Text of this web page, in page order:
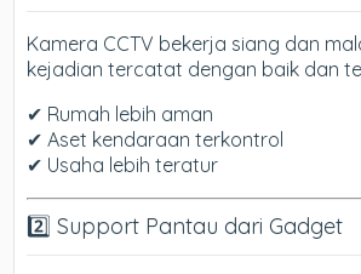
Kamera CCTV bekerja siang dan
kejadian tercatat dengan baik dan
✔ Rumah lebih aman
✔ Aset kendaraan terkontrol
✔ Usaha lebih teratur
2️⃣ Support Pantau dari Gadget